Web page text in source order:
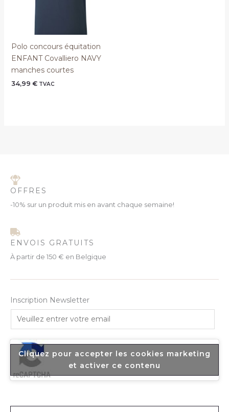
Polo concours équitation
ENFANT Covalliero NAVY
manches courtes
34,99 € TVAC
OFFRES
-10% sur un produit mis en avant chaque semaine!
ENVOIS GRATUITS
À partir de 150 € en Belgique
Inscription Newsletter
a
Cliquez pour accepter les cookies marketing
et activer ce contenu